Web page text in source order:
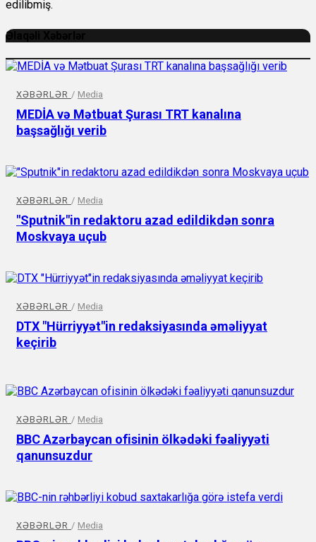
edilibmiş.
Əlaqəli Xəbərlər
XƏBƏRLƏR / Media
MEDİA və Mətbuat Şurası TRT kanalına
başsağlığı verib
XƏBƏRLƏR / Media
"Sputnik"in redaktoru azad edildikdən sonra
Moskvaya uçub
XƏBƏRLƏR / Media
DTX "Hürriyyət"in redaksiyasında əməliyyat
keçirib
XƏBƏRLƏR / Media
BBC Azərbaycan ofisinin ölkədəki fəaliyyəti
qanunsuzdur
XƏBƏRLƏR / Media